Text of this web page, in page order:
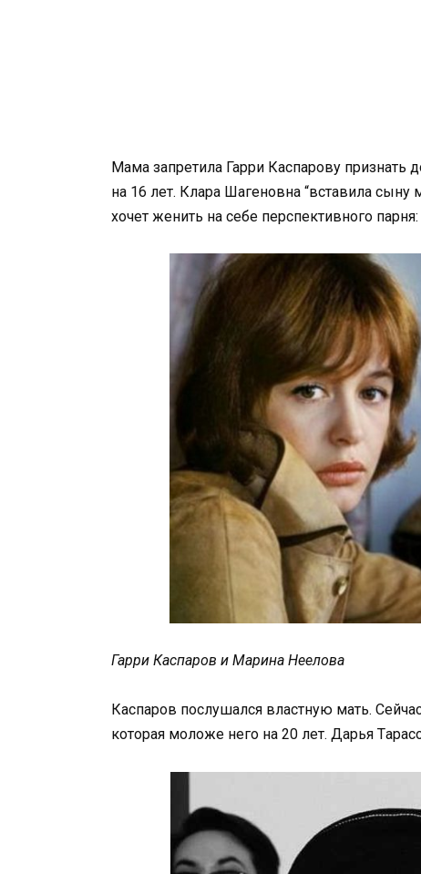
Мама запретила Гарри Каспарову признать
на 16 лет. Клара Шагеновна “вставила сыну
хочет женить на себе перспективного
Гарри Каспаров и Марина Неелова
Каспаров послушался властную мать.
которая моложе него на 20 лет. Дарья